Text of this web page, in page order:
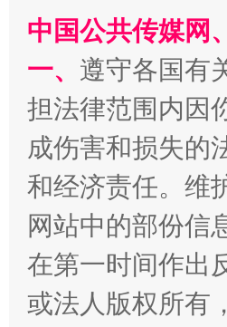
习近平的博鳌关键词
中国公共传媒网
一、 遵守各国有
担法律范围内因
成伤害和损失的
和经济责任。维
网站中的部份信
在第一时间作出
或法人版权所有